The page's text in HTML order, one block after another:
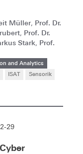
Müller, Prof. Dr.
, Prof. Dr.
Stark, Prof.
and Analytics
ISAT
Sensorik
29